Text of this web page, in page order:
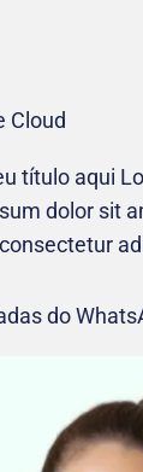
Cloud
título aqui
dolor sit
do